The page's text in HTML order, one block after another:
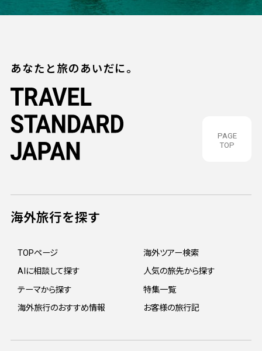
PAGE
TOP
あなたと旅のあいだに。
海外旅行を探す
TOPページ
海外ツアー検索
AIに相談して探す
人気の旅先から探す
テーマから探す
特集一覧
海外旅行のおすすめ情報
お客様の旅行記